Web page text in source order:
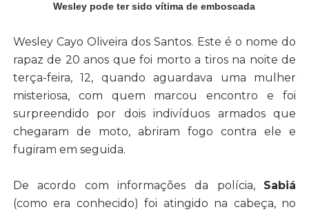
Wesley pode ter sido vítima de emboscada
Wesley Cayo Oliveira dos Santos. Este é o nome do
rapaz de 20 anos que foi morto a tiros na noite de
terça-feira, 12, quando aguardava uma mulher
misteriosa, com quem marcou encontro e foi
surpreendido por dois indivíduos armados que
chegaram de moto, abriram fogo contra ele e
fugiram em seguida.
De acordo com informações da polícia, Sabiá
(como era conhecido) foi atingido na cabeça, no